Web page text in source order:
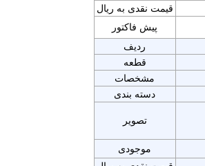
قیمت نقدی به ریال
پیش فاکتور
ردیف
قطعه
مشخصات
دسته بندی
تصویر
موجودی